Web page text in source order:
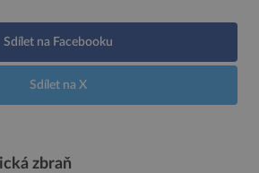
Sdílet na Facebooku
Sdílet na X
zbraň